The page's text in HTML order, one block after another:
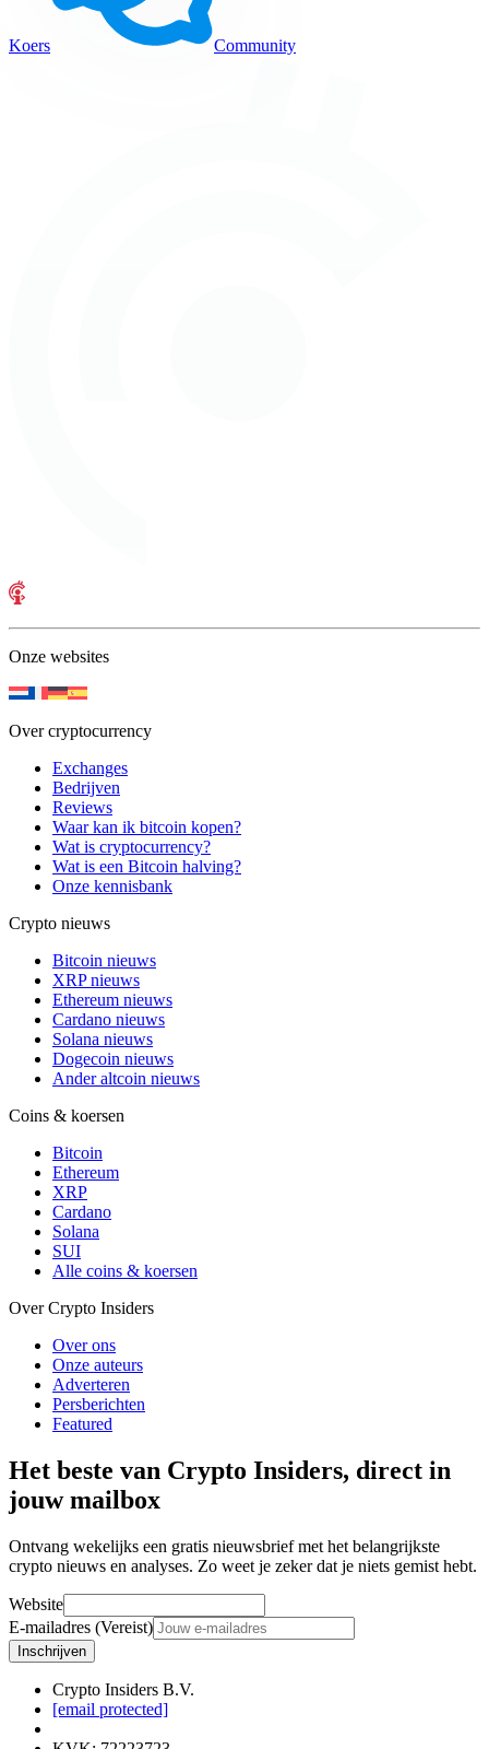
Koers Community
Onze websites
Over cryptocurrency
Exchanges
Bedrijven
Reviews
Waar kan ik bitcoin kopen?
Wat is cryptocurrency?
Wat is een Bitcoin halving?
Onze kennisbank
Crypto nieuws
Bitcoin nieuws
XRP nieuws
Ethereum nieuws
Cardano nieuws
Solana nieuws
Dogecoin nieuws
Ander altcoin nieuws
Coins & koersen
Bitcoin
Ethereum
XRP
Cardano
Solana
SUI
Alle coins & koersen
Over Crypto Insiders
Over ons
Onze auteurs
Adverteren
Persberichten
Featured
Het beste van Crypto Insiders, direct in
jouw mailbox
Ontvang wekelijks een gratis nieuwsbrief met het belangrijkste
crypto nieuws en analyses. Zo weet je zeker dat je niets gemist hebt.
Website
E-mailadres (Vereist)
Inschrijven
Crypto Insiders B.V.
[email protected]